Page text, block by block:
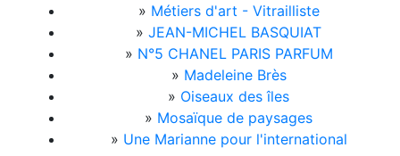
» Métiers d'art - Vitrailliste
» JEAN-MICHEL BASQUIAT
» N°5 CHANEL PARIS PARFUM
» Madeleine Brès
» Oiseaux des îles
» Mosaïque de paysages
» Une Marianne pour l'international